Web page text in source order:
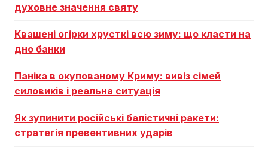
духовне значення святу
Квашені огірки хрусткі всю зиму: що класти на
дно банки
Паніка в окупованому Криму: вивіз сімей
силовиків і реальна ситуація
Як зупинити російські балістичні ракети:
стратегія превентивних ударів